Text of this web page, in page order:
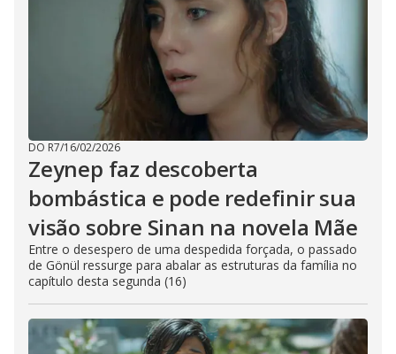
DO R7/16/02/2026
Zeynep faz descoberta
bombástica e pode redefinir sua
visão sobre Sinan na novela Mãe
Entre o desespero de uma despedida forçada, o passado
de Gönül ressurge para abalar as estruturas da família no
capítulo desta segunda (16)